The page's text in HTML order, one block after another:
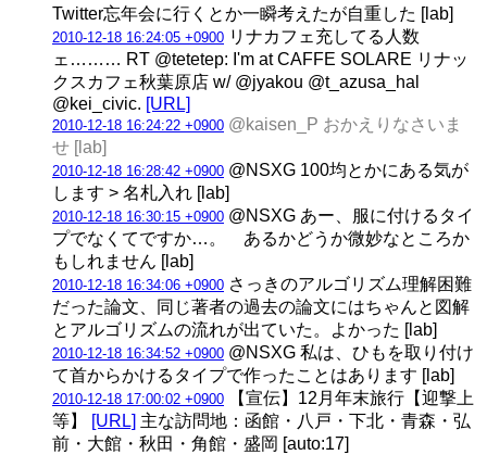
Twitter忘年会に行くとか一瞬考えたが自重した [lab]
2010-12-18 16:24:05 +0900 リナカフェ充してる人数
ェ……… RT @tetetep: I'm at CAFFE SOLARE リナッ
クスカフェ秋葉原店 w/ @jyakou @t_azusa_hal
@kei_civic. [URL]
2010-12-18 16:24:22 +0900 @kaisen_P おかえりなさいま
せ [lab]
2010-12-18 16:28:42 +0900 @NSXG 100均とかにある気が
します > 名札入れ [lab]
2010-12-18 16:30:15 +0900 @NSXG あー、服に付けるタイ
プでなくてですか…。 あるかどうか微妙なところか
もしれません [lab]
2010-12-18 16:34:06 +0900 さっきのアルゴリズム理解困難
だった論文、同じ著者の過去の論文にはちゃんと図解
とアルゴリズムの流れが出ていた。よかった [lab]
2010-12-18 16:34:52 +0900 @NSXG 私は、ひもを取り付け
て首からかけるタイプで作ったことはあります [lab]
2010-12-18 17:00:02 +0900 【宣伝】12月年末旅行【迎撃上
等】
[URL] 主な訪問地：函館・八戸・下北・青森・弘
前・大館・秋田・角館・盛岡 [auto:17]